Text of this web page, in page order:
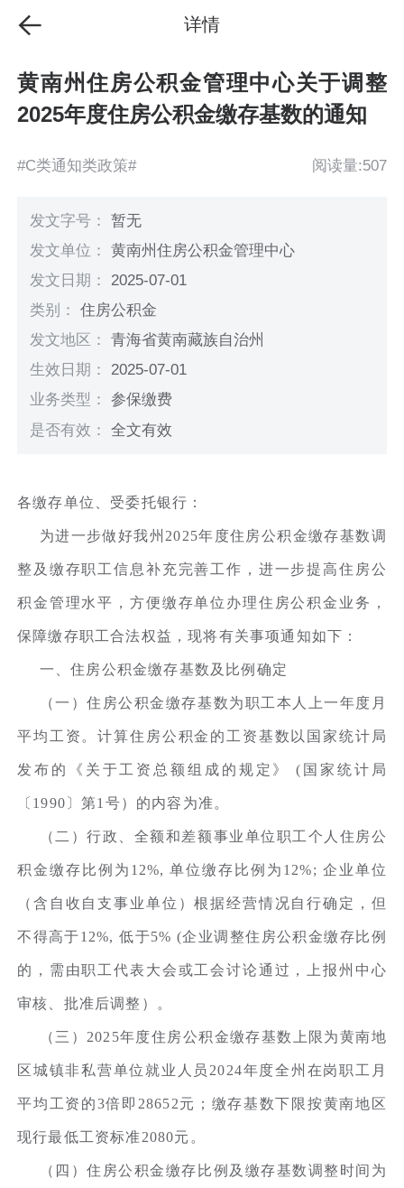
详情
黄南州住房公积金管理中心关于调整
2025年度住房公积金缴存基数的通知
#C类通知类政策# 阅读量:507
发文字号：暂无
发文单位：黄南州住房公积金管理中心
发文日期： 2025-07-01
类别：住房公积金
发文地区：青海省黄南藏族自治州
生效日期： 2025-07-01
业务类型：参保缴费
是否有效：全文有效
各缴存单位、受委托银行：
为进一步做好我州2025年度住房公积金缴存基数调
整及缴存职工信息补充完善工作，进一步提高住房公
积金管理水平，方便缴存单位办理住房公积金业务，
保障缴存职工合法权益，现将有关事项通知如下：
一、住房公积金缴存基数及比例确定
（一）住房公积金缴存基数为职工本人上一年度月
平均工资。计算住房公积金的工资基数以国家统计局
发布的《关于工资总额组成的规定》 (国家统计局
〔1990〕第1号）的内容为准。
（二）行政、全额和差额事业单位职工个人住房公
积金缴存比例为12%, 单位缴存比例为12%; 企业单位
（含自收自支事业单位）根据经营情况自行确定，但
不得高于12%, 低于5% (企业调整住房公积金缴存比例
的，需由职工代表大会或工会讨论通过，上报州中心
审核、批准后调整）。
（三）2025年度住房公积金缴存基数上限为黄南地
区城镇非私营单位就业人员2024年度全州在岗职工月
平均工资的3倍即28652元；缴存基数下限按黄南地区
现行最低工资标准2080元。
（四）住房公积金缴存比例及缴存基数调整时间为